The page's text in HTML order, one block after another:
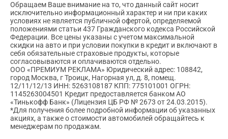
Обращаем Ваше внимание на то, что данный сайт носит
исключительно информационный характер и ни при каких
условиях не является публичной офертой, определяемой
положениями статьи 437 Гражданского кодекса Российской
Федерации. Все цены указаны с учетом максимальной
скидки на авто и при условии покупки в кредит и включают в
себя обязательные страховые продукты, которые
согласовываются и оплачиваются отдельно.
ООО «ПРЕМИУМ РЕКЛАМА» Юридический адрес: 108842,
город Москва, г Троицк, Нагорная ул, д. 8, помещ.
12/11/12/13 ИНН: 5263108187 КПП: 775101001 ОГРН:
1145263004501 Кредит предоставляется банком АО
«Тинькофф Банк» (Лицензия ЦБ РФ № 2673 от 24.03.2015).
*Для получения более подробной информации об указанных
акциях, а также о стоимости автомобилей обращайтесь к
менеджерам по продажам.